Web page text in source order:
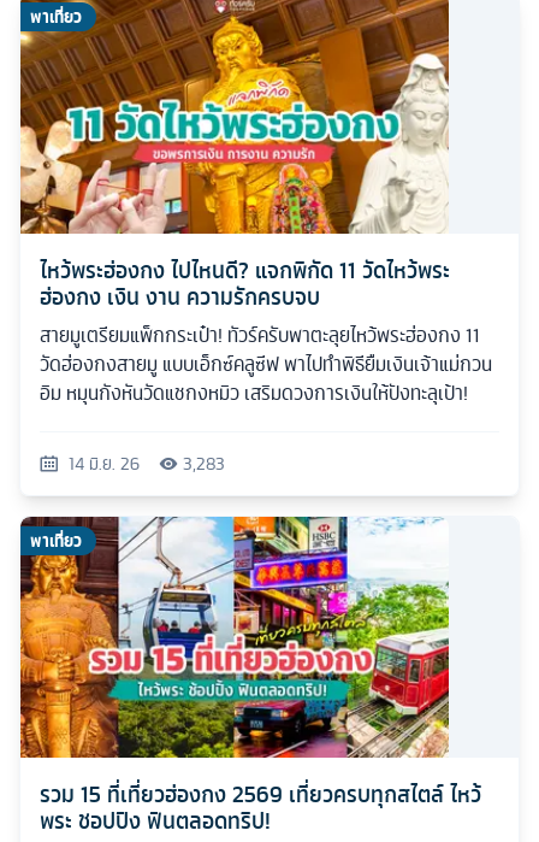
พาเที่ยว
ไหว้พระฮ่องกง ไปไหนดี? แจกพิกัด 11 วัดไหว้พระ
ฮ่องกง เงิน งาน ความรักครบจบ
สายมูเตรียมแพ็กกระเป๋า! ทัวร์ครับพาตะลุยไหว้พระฮ่องกง 11
วัดฮ่องกงสายมู แบบเอ็กซ์คลูซีฟ พาไปทำพิธียืมเงินเจ้าแม่กวน
อิม หมุนกังหันวัดแชกงหมิว เสริมดวงการเงินให้ปังทะลุเป้า!
14 มิ.ย. 26 3,283
พาเที่ยว
รวม 15 ที่เที่ยวฮ่องกง 2569 เที่ยวครบทุกสไตล์ ไหว้
พระ ชอปปิง ฟินตลอดทริป!